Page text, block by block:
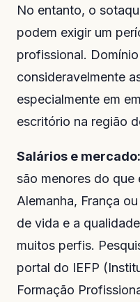
No entanto, o
podem exigir um
profissional.
consideravelmente
especialmente em
escritório na região
Salários e mercado:
são menores do que
Alemanha, França
de vida e a
muitos perfis.
portal do IEFP
Formação